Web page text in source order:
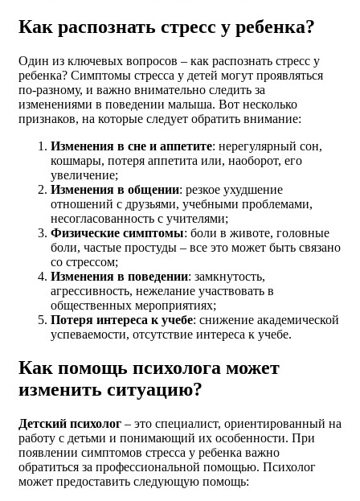
Как распознать стресс у ребенка?
Один из ключевых вопросов – как распознать стресс у
ребенка? Симптомы стресса у детей могут проявляться
по-разному, и важно внимательно следить за
изменениями в поведении малыша. Вот несколько
признаков, на которые следует обратить внимание:
Изменения в сне и аппетите: нерегулярный сон,
кошмары, потеря аппетита или, наоборот, его
увеличение;
Изменения в общении: резкое ухудшение
отношений с друзьями, учебными проблемами,
несогласованность с учителями;
Физические симптомы: боли в животе, головные
боли, частые простуды – все это может быть связано
со стрессом;
Изменения в поведении: замкнутость,
агрессивность, нежелание участвовать в
общественных мероприятиях;
Потеря интереса к учебе: снижение академической
успеваемости, отсутствие интереса к учебе.
Как помощь психолога может
изменить ситуацию?
Детский психолог – это специалист, ориентированный на
работу с детьми и понимающий их особенности. При
появлении симптомов стресса у ребенка важно
обратиться за профессиональной помощью. Психолог
может предоставить следующую помощь: